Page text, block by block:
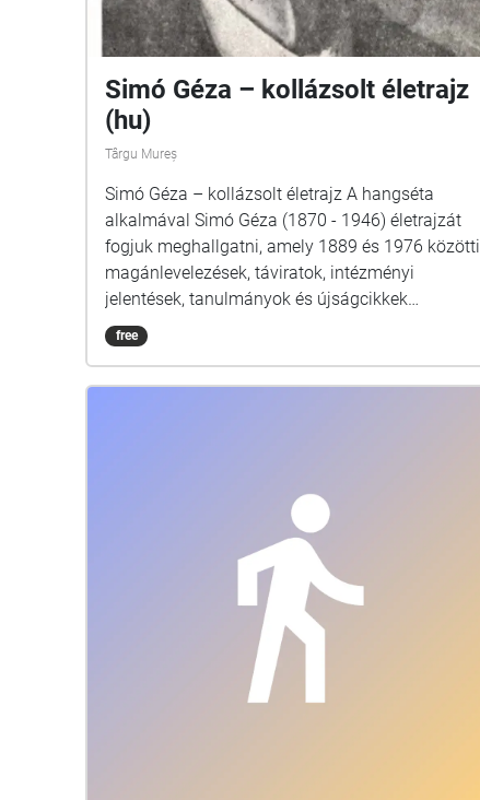
Simó Géza – kollázsolt életrajz
(hu)
Târgu Mureș
Simó Géza – kollázsolt életrajz A hangséta
alkalmával Simó Géza (1870 - 1946) életrajzát
fogjuk meghallgatni, amely 1889 és 1976 közötti
magánlevelezések, táviratok, intézményi
jelentések, tanulmányok és újságcikkek
kollázsából tevődik össze. Simó Géza tanár és
baloldali értelmiségi, a XIX. század végén és a
marosvásárhelyi letelepedését követően
kulcsszerepet vállalt a marosvölgyi Egyesült
Szakszervezetek vezetésében, szerkesztője volt a
Marosvölgyi Munkás (1920-1921), valamint az
Előre (1921-1922) című szocialista lapoknak,
főszervezője a marosvásárhelyi
Munkásotthonban működtetett és a hatóságok
által, 1929-ben bezárt Szabadiskolának. Szerzők
free